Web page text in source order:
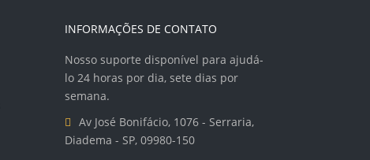
INFORMAÇÕES DE CONTATO
Nosso suporte disponível para ajudá-
lo 24 horas por dia, sete dias por
semana.
Av José Bonifácio, 1076 - Serraria,
Diadema - SP, 09980-150